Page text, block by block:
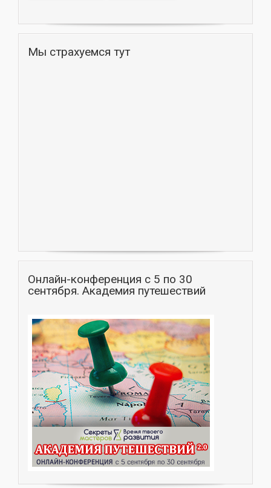
Мы страхуемся тут
Онлайн-конференция с 5 по 30
сентября. Академия путешествий